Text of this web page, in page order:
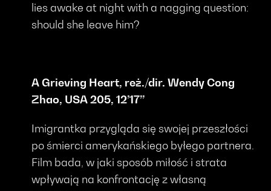
lies awake at night with a nagging question:
should she leave him?
A Grieving Heart, reż./dir. Wendy Cong
Zhao, USA 205, 12’17’’
Imigrantka przygląda się swojej przeszłości
po śmierci amerykańskiego byłego partnera.
Film bada, w jaki sposób miłość i strata
wpływają na konfrontację z własną